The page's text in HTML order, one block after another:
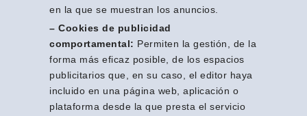
en la que se muestran los anuncios.
– Cookies de publicidad
comportamental: Permiten la gestión, de la
forma más eficaz posible, de los espacios
publicitarios que, en su caso, el editor haya
incluido en una página web, aplicación o
plataforma desde la que presta el servicio